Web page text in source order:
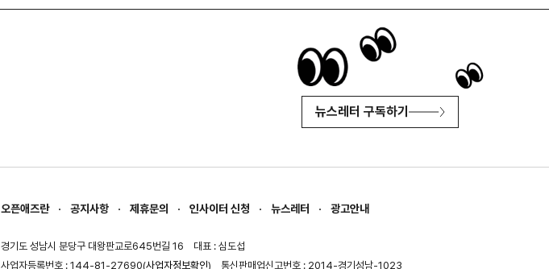
뉴스레터 구독하기
오픈애즈란 공지사항 제휴문의 인사이터 신청 뉴스레터 광고안내
경기도 성남시 분당구 대왕판교로645번길 16
대표 : 심도섭
사업자등록번호 : 144-81-27690(사업자정보확인) 통신판매업신고번호 : 2014-경기성남-1023